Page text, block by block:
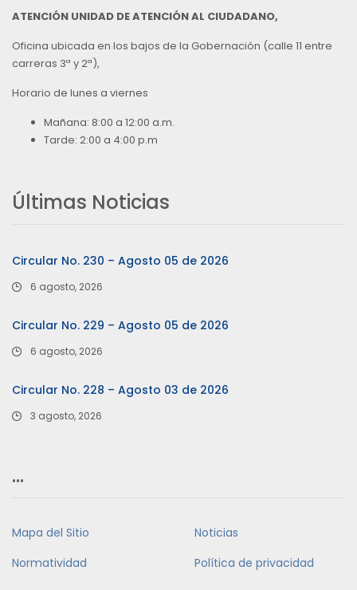
ATENCIÓN UNIDAD DE ATENCIÓN AL CIUDADANO,
Oficina ubicada en los bajos de la Gobernación (calle 11 entre
carreras 3ª y 2ª),
Horario de lunes a viernes
Mañana: 8:00 a 12:00 a.m.
Tarde: 2:00 a 4:00 p.m
Últimas Noticias
Circular No. 230 – Agosto 05 de 2026
6 agosto, 2026
Circular No. 229 – Agosto 05 de 2026
6 agosto, 2026
Circular No. 228 – Agosto 03 de 2026
3 agosto, 2026
…
Mapa del Sitio
Noticias
Normatividad
Política de privacidad